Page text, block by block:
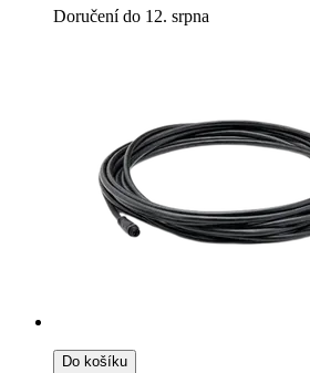
Doručení do 12. srpna
Do košíku